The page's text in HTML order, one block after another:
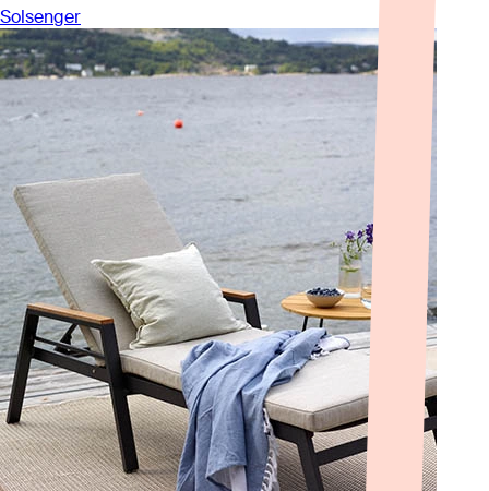
Solsenger